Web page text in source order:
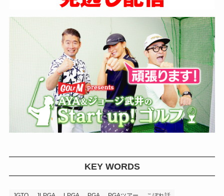
KEY WORDS